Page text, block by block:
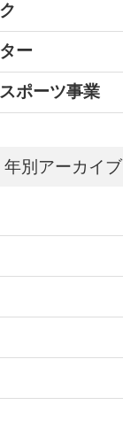
ー
ポーツ事業
年別アーカイブ